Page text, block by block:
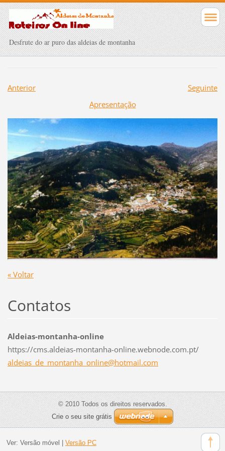
Desfrute do ar puro das aldeias de montanha
Anterior
Seguinte
Apresentação
« Voltar
Contatos
Aldeias-montanha-online
https://cms.aldeias-montanha-online.webnode.com.pt/
aldeias_ de_montanha_online@hotmail.com
© 2010 Todos os direitos reservados.
Crie o seu site grátis
Ver: Versão móvel Versão PC